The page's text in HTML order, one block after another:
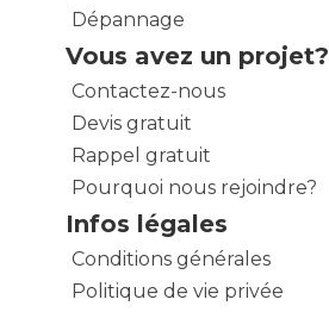
Dépannage
Vous avez un projet?
Contactez-nous
Devis gratuit
Rappel gratuit
Pourquoi nous rejoindre?
Infos légales
Conditions générales
Politique de vie privée